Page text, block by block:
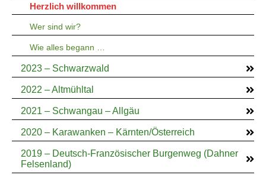
Herzlich willkommen
Wer sind wir?
Wie alles begann …
2023 – Schwarzwald
2022 – Altmühltal
2021 – Schwangau – Allgäu
2020 – Karawanken – Kärnten/Österreich
2019 – Deutsch-Französischer Burgenweg (Dahner
Felsenland)